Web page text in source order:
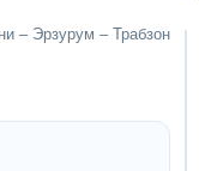
– Эрзурум – Трабзон